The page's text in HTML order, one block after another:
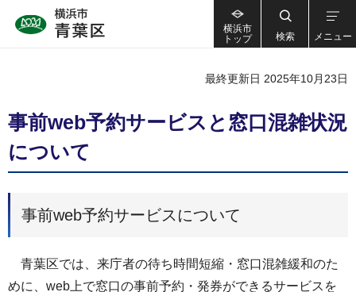
横浜市
トップ
検索 メニュー
最終更新日 2025年10月23日
事前web予約サービスと窓口混雑状況
について
事前web予約サービスについて
青葉区では、来庁者の待ち時間短縮・窓口混雑緩和のた
めに、web上で窓口の事前予約・発券ができるサービスを